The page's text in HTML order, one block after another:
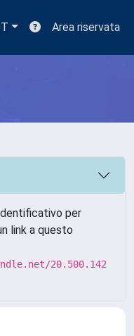
Area riservata
per
link a questo
20.500.142